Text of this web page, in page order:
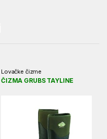
Lovačke čizme
ČIZMA GRUBS TAYLINE